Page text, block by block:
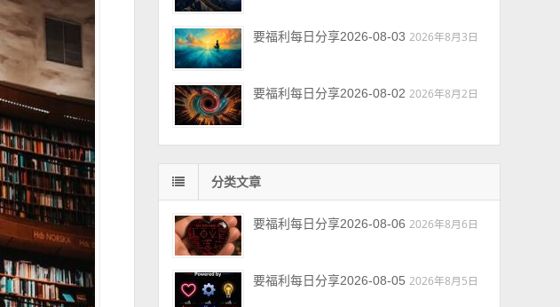
要福利每日分享2026-08-03 2026年8月3日
要福利每日分享2026-08-02 2026年8月2日
分类文章
要福利每日分享2026-08-06 2026年8月6日
要福利每日分享2026-08-05 2026年8月5日